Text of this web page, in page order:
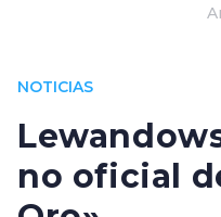
NOTICIAS
no oficial